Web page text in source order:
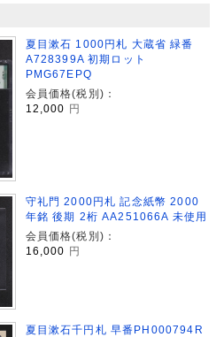
夏目漱石 1000円札 大蔵省 緑番
A728399A 初期ロット
PMG67EPQ
会員価格(税別)：
12,000
円
守礼門 2000円札 記念紙幣 2000
年銘 後期 2桁 AA251066A 未使用
会員価格(税別)：
16,000 円
夏目漱石千円札 早番PH000794R